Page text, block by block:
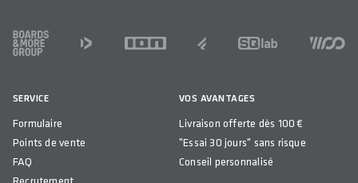
FOOTER
SERVICE
Formulaire
Points de vente
FAQ
VOS AVANTAGES
Livraison offerte dès 100 €
"Essai 30 jours" sans risque
Conseil personnalisé